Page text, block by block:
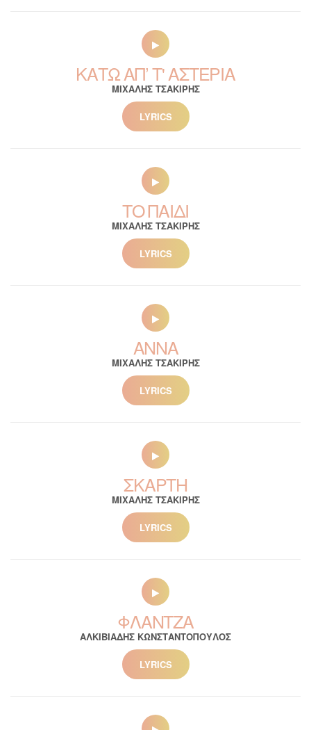
ΚΑΤΩ ΑΠ’ Τ' ΑΣΤΕΡΙΑ
ΜΙΧΑΛΗΣ ΤΣΑΚΙΡΗΣ
LYRICS
ΤΟ ΠΑΙΔΙ
ΜΙΧΑΛΗΣ ΤΣΑΚΙΡΗΣ
LYRICS
ΑΝΝΑ
ΜΙΧΑΛΗΣ ΤΣΑΚΙΡΗΣ
LYRICS
ΣΚΑΡΤΗ
ΜΙΧΑΛΗΣ ΤΣΑΚΙΡΗΣ
LYRICS
ΦΛΑΝΤΖΑ
ΑΛΚΙΒΙΑΔΗΣ ΚΩΝΣΤΑΝΤΟΠΟΥΛΟΣ
LYRICS